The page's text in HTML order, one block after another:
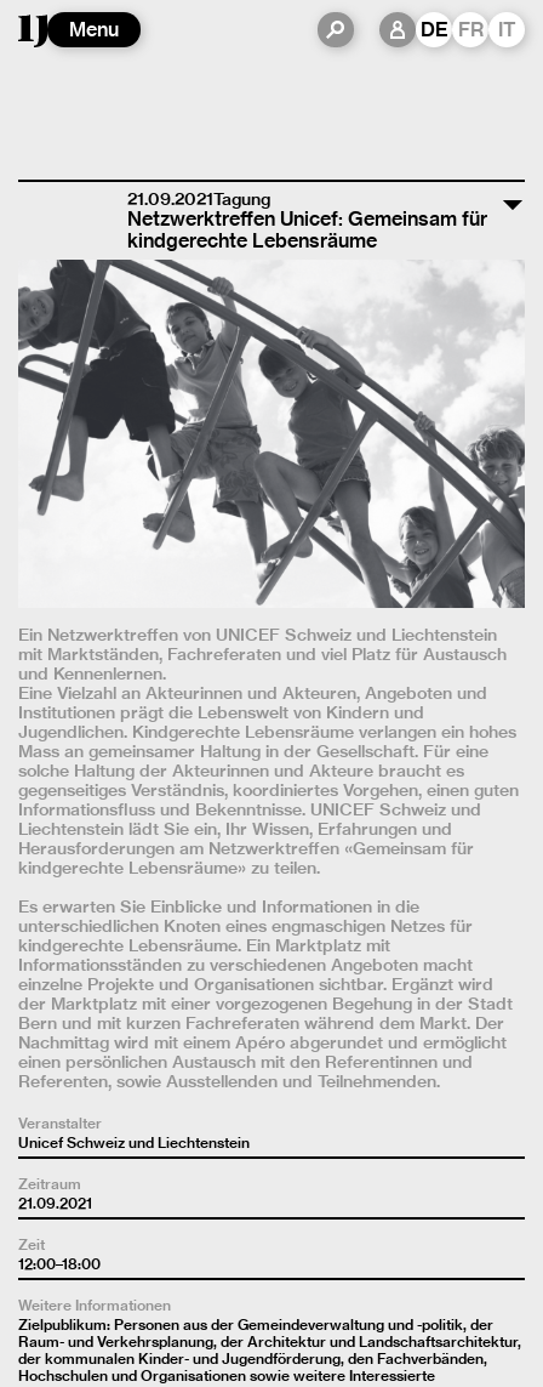
Menu DE FR IT
21.09.2021Tagung
Netzwerktreffen Unicef: Gemeinsam für
kindgerechte Lebensräume
Ein Netzwerktreffen von UNICEF Schweiz und Liechtenstein
mit Marktständen, Fachreferaten und viel Platz für Austausch
und Kennenlernen.
Eine Vielzahl an Akteurinnen und Akteuren, Angeboten und
Institutionen prägt die Lebenswelt von Kindern und
Jugendlichen. Kindgerechte Lebensräume verlangen ein hohes
Mass an gemeinsamer Haltung in der Gesellschaft. Für eine
solche Haltung der Akteurinnen und Akteure braucht es
gegenseitiges Verständnis, koordiniertes Vorgehen, einen guten
Informationsfluss und Bekenntnisse. UNICEF Schweiz und
Liechtenstein lädt Sie ein, Ihr Wissen, Erfahrungen und
Herausforderungen am Netzwerktreffen «Gemeinsam für
kindgerechte Lebensräume» zu teilen.
Es erwarten Sie Einblicke und Informationen in die
unterschiedlichen Knoten eines engmaschigen Netzes für
kindgerechte Lebensräume. Ein Marktplatz mit
Informationsständen zu verschiedenen Angeboten macht
einzelne Projekte und Organisationen sichtbar. Ergänzt wird
der Marktplatz mit einer vorgezogenen Begehung in der Stadt
Bern und mit kurzen Fachreferaten während dem Markt. Der
Nachmittag wird mit einem Apéro abgerundet und ermöglicht
einen persönlichen Austausch mit den Referentinnen und
Referenten, sowie Ausstellenden und Teilnehmenden.
Veranstalter
Unicef Schweiz und Liechtenstein
Zeitraum
21.09.2021
Zeit
12:00–18:00
Weitere Informationen
Zielpublikum: Personen aus der Gemeindeverwaltung und -politik, der
Raum- und Verkehrsplanung, der Architektur und Landschaftsarchitektur,
der kommunalen Kinder- und Jugendförderung, den Fachverbänden,
Hochschulen und Organisationen sowie weitere Interessierte